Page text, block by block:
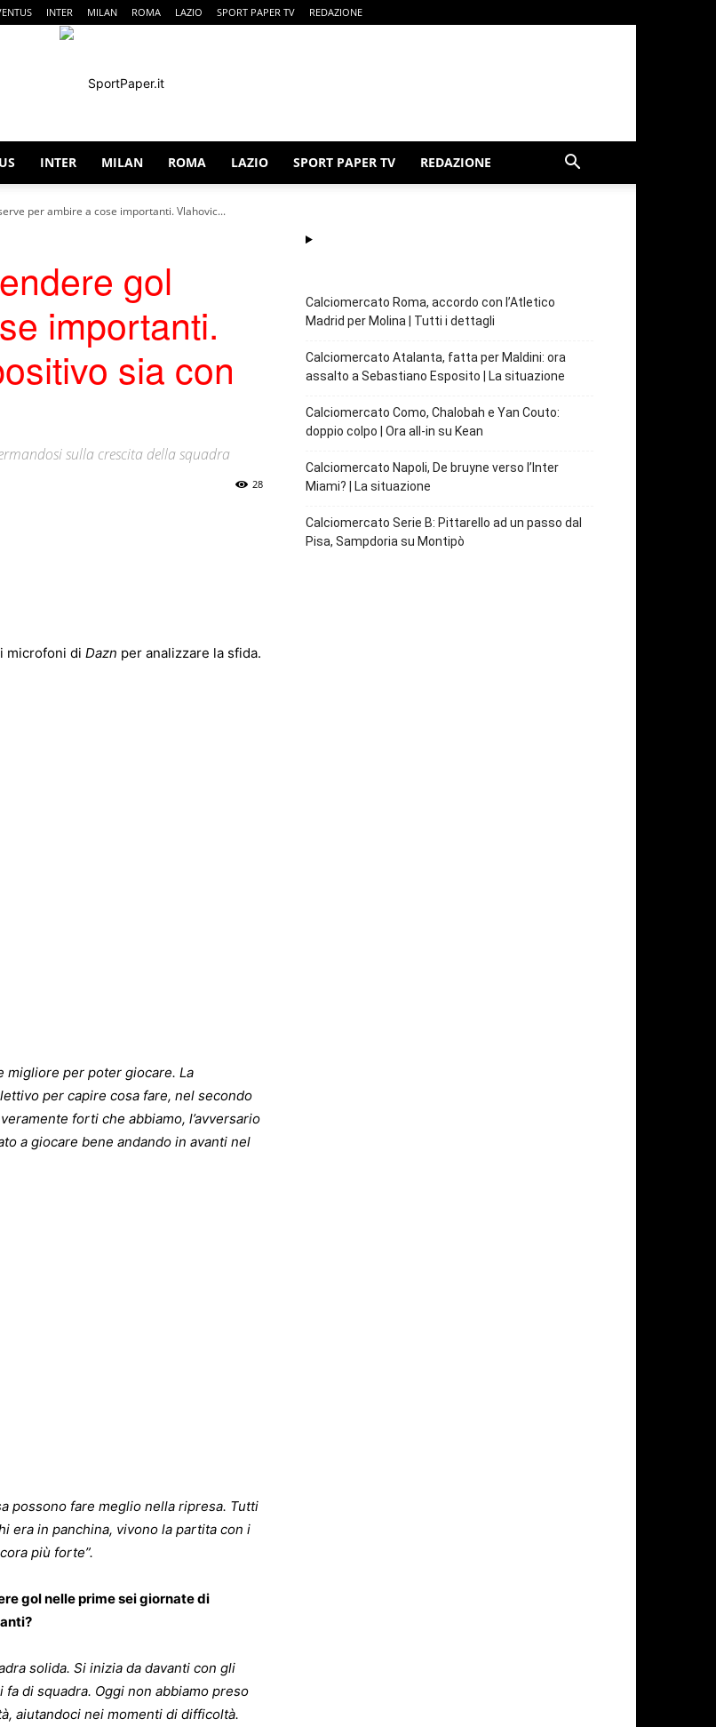
INTER MILAN ROMA LAZIO SPORT PAPER TV REDAZIONE
INTER MILAN ROMA LAZIO SPORT PAPER TV REDAZIONE
per ambire a cose importanti. Vlahovic...
gol
importanti.
sia con
sulla crescita della squadra
28
microfoni di Dazn per analizzare la sfida.
migliore per poter giocare. La
per capire cosa fare, nel secondo
forti che abbiamo, l’avversario
a giocare bene andando in avanti nel
possono fare meglio nella ripresa. Tutti
era in panchina, vivono la partita con i
più forte”.
gol nelle prime sei giornate di
solida. Si inizia da davanti con gli
di squadra. Oggi non abbiamo preso
aiutandoci nei momenti di difficoltà.
Calciomercato Roma, accordo con l’Atletico
Madrid per Molina | Tutti i dettagli
Calciomercato Atalanta, fatta per Maldini: ora
assalto a Sebastiano Esposito | La situazione
Calciomercato Como, Chalobah e Yan Couto:
doppio colpo | Ora all-in su Kean
Calciomercato Napoli, De bruyne verso l’Inter
Miami? | La situazione
Calciomercato Serie B: Pittarello ad un passo dal
Pisa, Sampdoria su Montipò